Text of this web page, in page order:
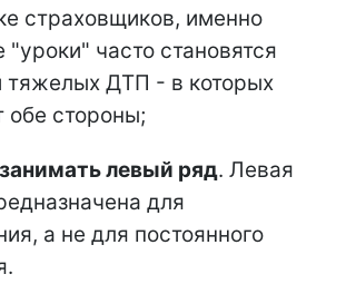
страховщиков, именно
"уроки" часто становятся
тяжелых ДТП - в которых
обе стороны;
левый ряд. Левая
для
а не для постоянного